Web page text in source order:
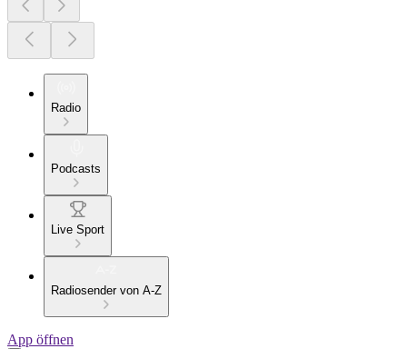
Radio
Podcasts
Live Sport
Radiosender von A-Z
App öffnen